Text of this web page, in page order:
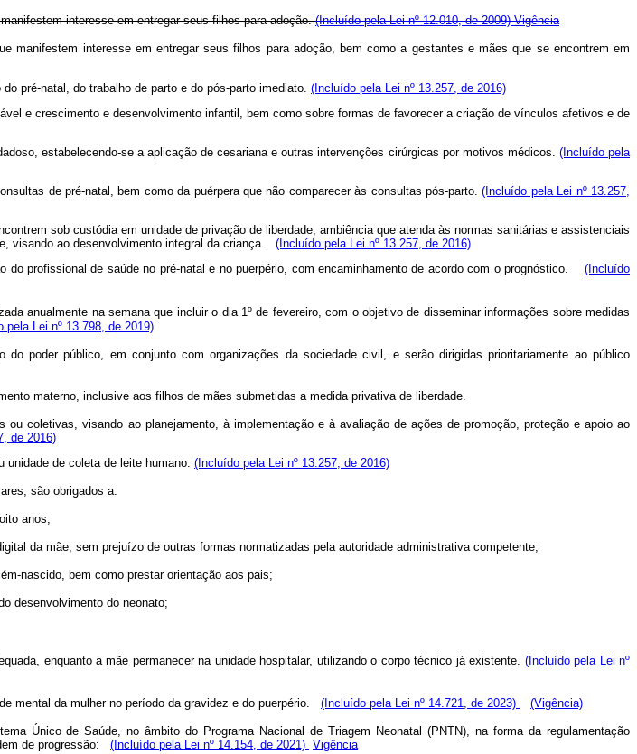
interesse em entregar seus filhos para adoção.(Incluído pela Lei nº 12.010, de 2009)Vigência
manifestem interesse em entregar seus filhos para adoção, bem como a gestantes e mães que se encontrem em
pré-natal, do trabalho de parto e do pós-parto imediato. (Incluído pela Lei nº 13.257, de 2016)
e crescimento e desenvolvimento infantil, bem como sobre formas de favorecer a criação de vínculos afetivos e de
estabelecendo-se a aplicação de cesariana e outras intervenções cirúrgicas por motivos médicos. (Incluído pela
de pré-natal, bem como da puérpera que não comparecer às consultas pós-parto.(Incluído pela Lei nº 13.257,
sob custódia em unidade de privação de liberdade, ambiência que atenda às normas sanitárias e assistenciais
visando ao desenvolvimento integral da criança.
(Incluído pela Lei nº 13.257, de 2016)
profissional de saúde no pré-natal e no puerpério, com encaminhamento de acordo com o prognóstico. (Incluído
anualmente na semana que incluir o dia 1º de fevereiro, com o objetivo de disseminar informações sobre medidas
pela Lei nº 13.798, de 2019)
do poder público, em conjunto com organizações da sociedade civil, e serão dirigidas prioritariamente ao público
materno, inclusive aos filhos de mães submetidas a medida privativa de liberdade.
coletivas, visando ao planejamento, à implementação e à avaliação de ações de promoção, proteção e apoio ao
de 2016)
de coleta de leite humano. (Incluído pela Lei nº 13.257, de 2016)
são obrigados a:
anos;
da mãe, sem prejuízo de outras formas normatizadas pela autoridade administrativa competente;
nascido, bem como prestar orientação aos pais;
desenvolvimento do neonato;
enquanto a mãe permanecer na unidade hospitalar, utilizando o corpo técnico já existente. (Incluído pela Lei nº
mental da mulher no período da gravidez e do puerpério. (Incluído pela Lei nº 14.721, de 2023) (Vigência)
Único de Saúde, no âmbito do Programa Nacional de Triagem Neonatal (PNTN), na forma da regulamentação
de progressão: (Incluído pela Lei nº 14.154, de 2021) Vigência